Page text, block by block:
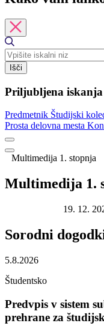
Išči
Priljubljena iskanja
Predmetnik Študijski
Prosta delovna mesta
Multimedija 1. stopnja
Multimedija 1.
19. 12.
Sorodni
5.8.2026
Študentsko
Predvpis v sistem
prehrane za